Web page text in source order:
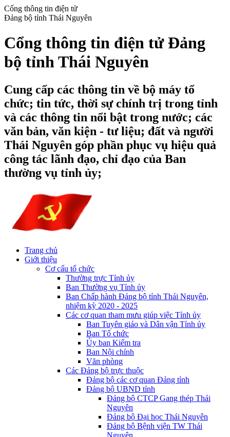
Cổng thông tin điện tử
Đảng bộ tỉnh Thái Nguyên
Cổng thông tin điện tử Đảng
bộ tỉnh Thái Nguyên
Cung cấp các thông tin về bộ máy tổ
chức; tin tức, thời sự chính trị trong tỉnh
và các thông tin nổi bật trong nước; các
văn bản, văn kiện - tư liệu; đất và người
Thái Nguyên góp phần phục vụ hiệu quả
công tác lãnh đạo, chỉ đạo của Ban
thường vụ tỉnh ủy;
Trang chủ
Giới thiệu
Cơ cấu tổ chức
Thường trực Tỉnh ủy
Ban Thường vụ Tỉnh ủy
Ban Chấp hành Đảng bộ tỉnh Thái Nguyên,
nhiệm kỳ 2020 - 2025
Các cơ quan tham mưu giúp việc Tỉnh ủy
Ban Tuyên giáo và Dân vận Tỉnh ủy
Ban Tổ chức
Ủy ban Kiểm tra
Ban Nội chính
Văn phòng
Các Đảng bộ trực thuộc
Đảng bộ các cơ quan Đảng tỉnh
Đảng bộ UBND tỉnh
Đảng bộ CTCP Gang thép Thái
Nguyên
Đảng bộ Đại học Thái Nguyên
Đảng bộ Bệnh viện TW Thái
Nguyên